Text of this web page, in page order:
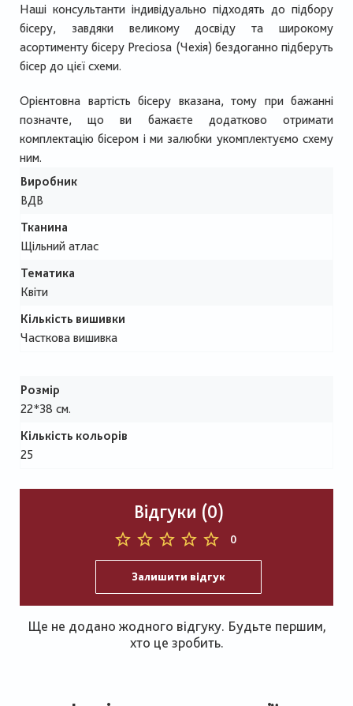
Наші консультанти індивідуально підходять до підбору
бісеру, завдяки великому досвіду та широкому
асортименту бісеру Preciosa (Чехія) бездоганно підберуть
бісер до цієї схеми.
Орієнтовна вартість бісеру вказана, тому при бажанні
позначте, що ви бажаєте додатково отримати
комплектацію бісером і ми залюбки укомплектуємо схему
ним.
Виробник
ВДВ
Тканина
Щільний атлас
Тематика
Квіти
Кількість вишивки
Часткова вишивка
Розмір
22*38 см.
Кількість кольорів
25
Відгуки (0)
0
Залишити відгук
Ще не додано жодного відгуку. Будьте першим,
хто це зробить.